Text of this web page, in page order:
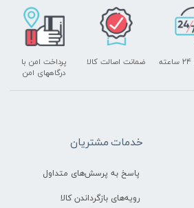
پرداخت امن با
درگاههای امن
ضمانت اصالت کالا
خدمات مشتریان
پاسخ به پرسش‌های متداول
رویه‌های بازگرداندن کالا